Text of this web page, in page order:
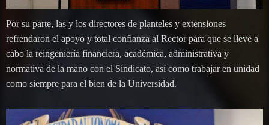
Por su parte, las y los directores de planteles y extensiones
refrendaron el apoyo y total confianza al Rector para que se lleve a
cabo la reingeniería financiera, académica, administrativa y
normativa de la mano con el Sindicato, así como trabajar en unidad
como siempre para el bien de la Universidad.